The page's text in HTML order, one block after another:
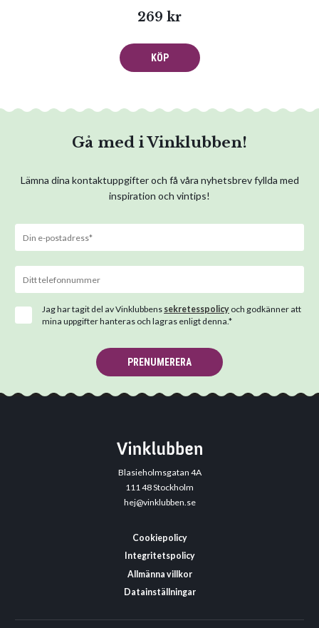
269 kr
KÖP
Gå med i Vinklubben!
Lämna dina kontaktuppgifter och få våra nyhetsbrev fyllda med
inspiration och vintips!
Jag har tagit del av Vinklubbens sekretesspolicy och godkänner att
mina uppgifter hanteras och lagras enligt denna.*
PRENUMERERA
Blasieholmsgatan 4A
111 48 Stockholm
hej@vinklubben.se
Cookiepolicy
Integritetspolicy
Allmänna villkor
Datainställningar